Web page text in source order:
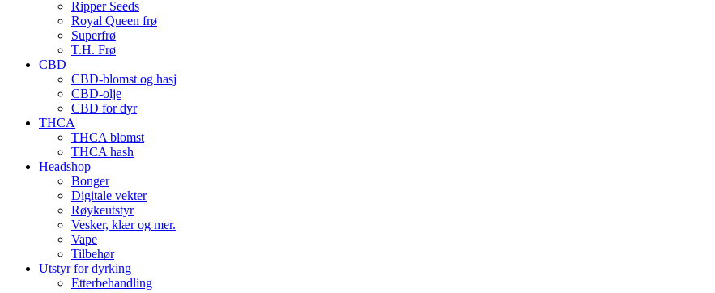
Ripper Seeds
Royal Queen frø
Superfrø
T.H. Frø
CBD
CBD-blomst og hasj
CBD-olje
CBD for dyr
THCA
THCA blomst
THCA hash
Headshop
Bonger
Digitale vekter
Røykeutstyr
Vesker, klær og mer.
Vape
Tilbehør
Utstyr for dyrking
Etterbehandling